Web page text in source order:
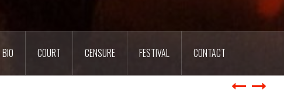
BIO COURT CENSURE FESTIVAL CONTACT